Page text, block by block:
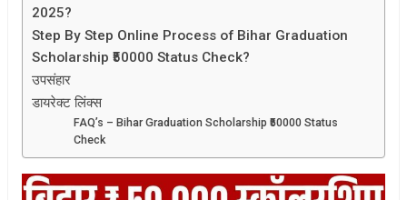
2025?
Step By Step Online Process of Bihar Graduation
Scholarship ₹50000 Status Check?
उपसंहार
डायरेक्ट लिंक्स
FAQ’s – Bihar Graduation Scholarship ₹50000 Status
Check